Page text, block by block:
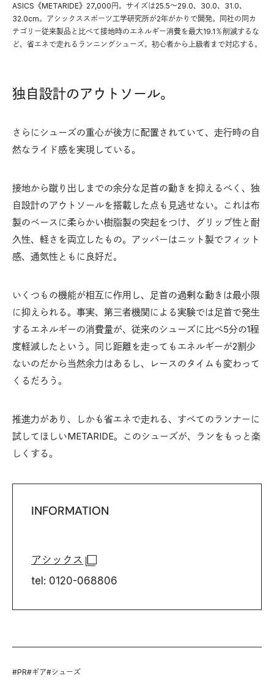
ASICS《METARIDE》27,000円。サイズは25.5～29.0、30.0、31.0、
32.0cm。アシックススポーツ工学研究所が2年がかりで開発。同社の同カ
テゴリー従来製品と比べて接地時のエネルギー消費を最大19.1％削減するな
ど、省エネで走れるランニングシューズ。初心者から上級者まで対応する。
独自設計のアウトソール。
さらにシューズの重心が後方に配置されていて、走行時の自
然なライド感を実現している。
接地から蹴り出しまでの余分な足首の動きを抑えるべく、独
自設計のアウトソールを搭載した点も見逃せない。これは布
製のベースに柔らかい樹脂製の突起をつけ、グリップ性と耐
久性、軽さを両立したもの。アッパーはニット製でフィット
感、通気性ともに良好だ。
いくつもの機能が相互に作用し、足首の過剰な動きは最小限
に抑えられる。事実、第三者機関による実験では足首で発生
するエネルギーの消費量が、従来のシューズに比べ5分の1程
度軽減したという。同じ距離を走ってもエネルギーが2割少
ないのだから当然余力はあるし、レースのタイムも変わって
くるだろう。
推進力があり、しかも省エネで走れる、すべてのランナーに
試してほしいMETARIDE。このシューズが、ランをもっと楽
しくする。
INFORMATION
アシックス
tel: 0120-068806
#PR#ギア#シューズ